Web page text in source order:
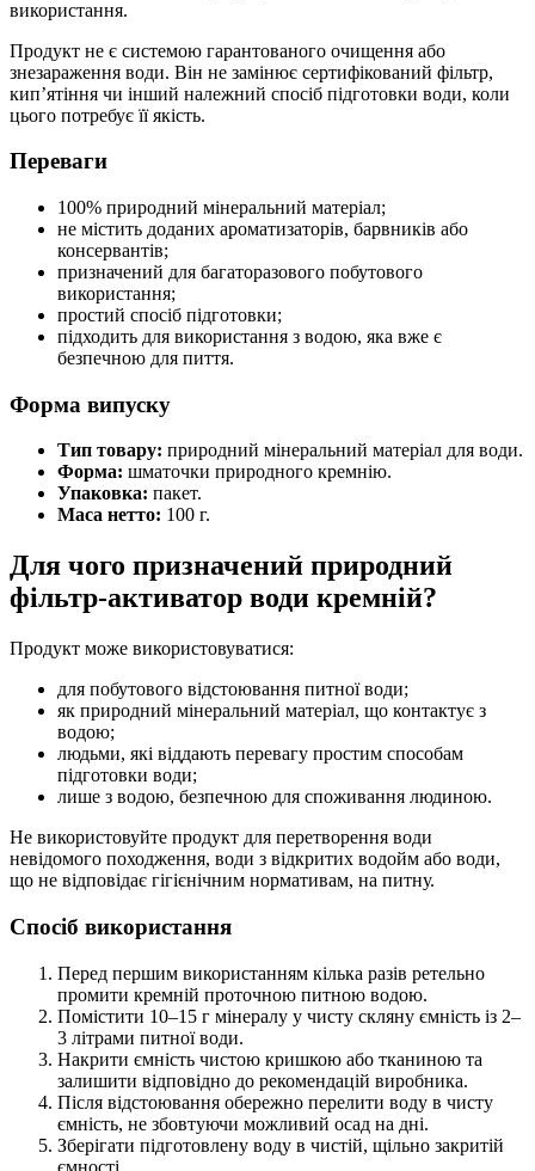
використання.
Продукт не є системою гарантованого очищення або
знезараження води. Він не замінює сертифікований фільтр,
кип’ятіння чи інший належний спосіб підготовки води, коли
цього потребує її якість.
Переваги
100% природний мінеральний матеріал;
не містить доданих ароматизаторів, барвників або
консервантів;
призначений для багаторазового побутового
використання;
простий спосіб підготовки;
підходить для використання з водою, яка вже є
безпечною для пиття.
Форма випуску
Тип товару: природний мінеральний матеріал для води.
Форма: шматочки природного кремнію.
Упаковка: пакет.
Маса нетто: 100 г.
Для чого призначений природний
фільтр-активатор води кремній?
Продукт може використовуватися:
для побутового відстоювання питної води;
як природний мінеральний матеріал, що контактує з
водою;
людьми, які віддають перевагу простим способам
підготовки води;
лише з водою, безпечною для споживання людиною.
Не використовуйте продукт для перетворення води
невідомого походження, води з відкритих водойм або води,
що не відповідає гігієнічним нормативам, на питну.
Спосіб використання
Перед першим використанням кілька разів ретельно
промити кремній проточною питною водою.
Помістити 10–15 г мінералу у чисту скляну ємність із 2–
3 літрами питної води.
Накрити ємність чистою кришкою або тканиною та
залишити відповідно до рекомендацій виробника.
Після відстоювання обережно перелити воду в чисту
ємність, не збовтуючи можливий осад на дні.
Зберігати підготовлену воду в чистій, щільно закритій
ємності.